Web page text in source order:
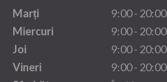
Marți
9:00 - 20:00
Miercuri
9:00 - 20:00
Joi
9:00 - 20:00
Vineri
9:00 - 20:00